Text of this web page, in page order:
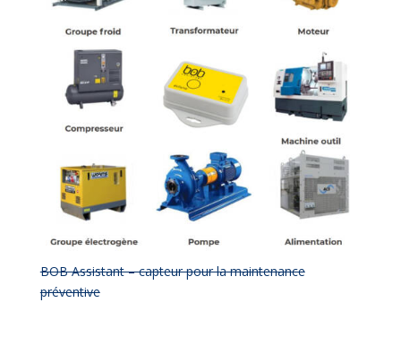
BOB Assistant – capteur pour la maintenance
préventive